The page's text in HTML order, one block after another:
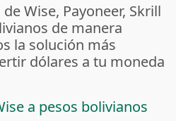
Wise, Payoneer, Skrill
de manera
la solución más
dólares a tu moneda
a pesos bolivianos